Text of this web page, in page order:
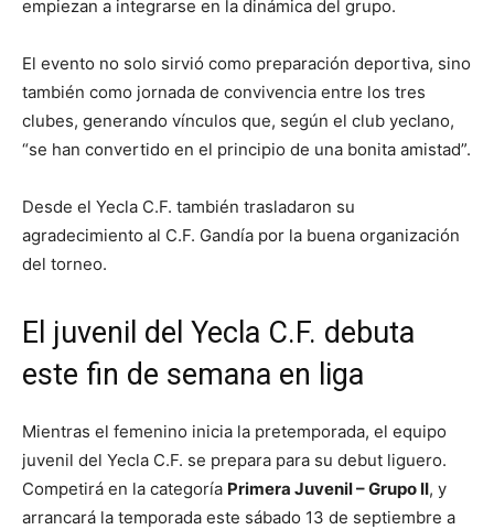
empiezan a integrarse en la dinámica del grupo.
El evento no solo sirvió como preparación deportiva, sino
también como jornada de convivencia entre los tres
clubes, generando vínculos que, según el club yeclano,
“se han convertido en el principio de una bonita amistad”.
Desde el Yecla C.F. también trasladaron su
agradecimiento al C.F. Gandía por la buena organización
del torneo.
El juvenil del Yecla C.F. debuta
este fin de semana en liga
Mientras el femenino inicia la pretemporada, el equipo
juvenil del Yecla C.F. se prepara para su debut liguero.
Competirá en la categoría Primera Juvenil – Grupo II, y
arrancará la temporada este sábado 13 de septiembre a